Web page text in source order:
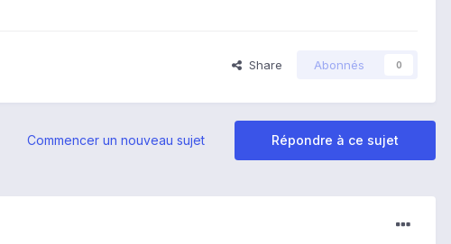
Share Abonnés 0
Répondre à ce sujet
Commencer un nouveau sujet